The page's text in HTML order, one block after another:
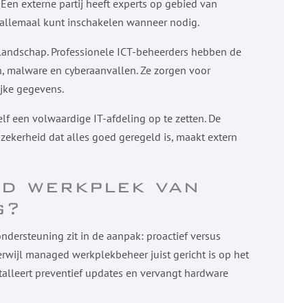
externe partij heeft experts op gebied van
kunt inschakelen wanneer nodig.
Professionele ICT-beheerders hebben de
en cyberaanvallen. Ze zorgen voor
gegevens.
een volwaardige IT-afdeling op te zetten. De
dat alles goed geregeld is, maakt extern
werkplek van
zit in de aanpak: proactief versus
managed werkplekbeheer juist gericht is op het
preventief updates en vervangt hardware